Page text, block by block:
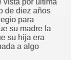
vista por última
de diez años
para
su madre la
su hija era
a algo